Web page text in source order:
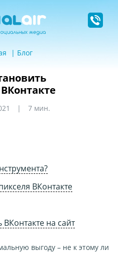
Блог
7 мин.
ВКонтакте
ВКонтакте на сайт
выгоду – не к этому ли